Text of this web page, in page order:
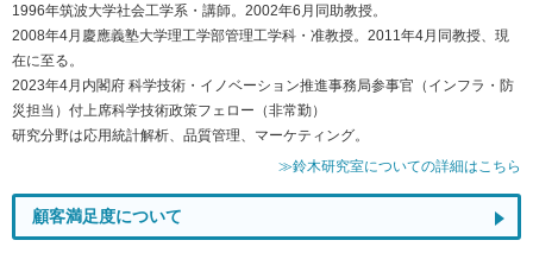
1996年筑波大学社会工学系・講師。2002年6月同助教授。
2008年4月慶應義塾大学理工学部管理工学科・准教授。2011年4月同教授、現
在に至る。
2023年4月内閣府 科学技術・イノベーション推進事務局参事官（インフラ・防
災担当）付上席科学技術政策フェロー（非常勤）
研究分野は応用統計解析、品質管理、マーケティング。
≫鈴木研究室についての詳細はこちら
顧客満足度について